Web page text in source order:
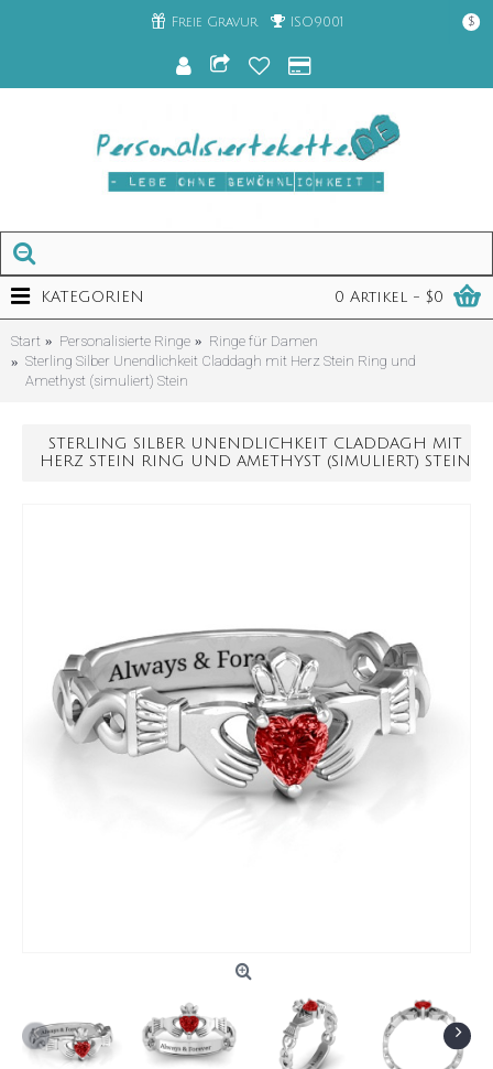
Freie Gravur ISO9001 $
0 Artikel - $0
KATEGORIEN
Start Personalisierte Ringe
Ringe für Damen
Sterling Silber Unendlichkeit Claddagh mit Herz Stein Ring und
Amethyst (simuliert) Stein
STERLING SILBER UNENDLICHKEIT CLADDAGH MIT
HERZ STEIN RING UND AMETHYST (SIMULIERT) STEIN